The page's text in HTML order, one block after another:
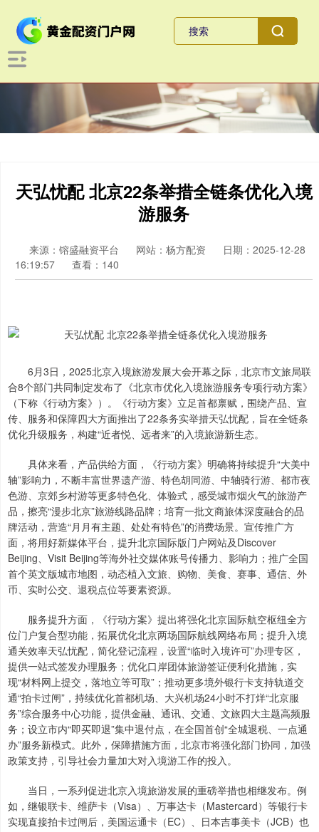
天弘忧配 北京22条举措全链条优化入境
游服务
来源：镕盛融资平台 网站：杨方配资
日期：2025-12-28
16:19:57
查看：140
6月3日，2025北京入境旅游发展大会开幕之际，北京市文旅局联
合8个部门共同制定发布了《北京市优化入境旅游服务专项行动方案》
（下称《行动方案》）。《行动方案》立足首都禀赋，围绕产品、宣
传、服务和保障四大方面推出了22条务实举措天弘忧配，旨在全链条
优化升级服务，构建“近者悦、远者来”的入境旅游新生态。
具体来看，产品供给方面，《行动方案》明确将持续提升“大美中
轴”影响力，不断丰富世界遗产游、特色胡同游、中轴骑行游、都市夜
色游、京郊乡村游等更多特色化、体验式，感受城市烟火气的旅游产
品，擦亮“漫步北京”旅游线路品牌；培育一批文商旅体深度融合的品
牌活动，营造“月月有主题、处处有特色”的消费场景。宣传推广方
面，将用好新媒体平台，提升北京国际版门户网站及Discover
Beijing、Visit Beijing等海外社交媒体账号传播力、影响力；推广全国
首个英文版城市地图，动态植入文旅、购物、美食、赛事、通信、外
币、实时公交、退税点位等要素资源。
服务提升方面，《行动方案》提出将强化北京国际航空枢纽全方
位门户复合型功能，拓展优化北京两场国际航线网络布局；提升入境
通关效率天弘忧配，简化登记流程，设置“临时入境许可”办理专区，
提供一站式签发办理服务；优化口岸团体旅游签证便利化措施，实
现“材料网上提交，落地立等可取”；推动更多境外银行卡支持轨道交
通“拍卡过闸”，持续优化首都机场、大兴机场24小时不打烊“北京服
务”综合服务中心功能，提供金融、通讯、交通、文旅四大主题高频服
务；设立市内“即买即退”集中退付点，在全国首创“全城退税、一点通
办”服务新模式。此外，保障措施方面，北京市将强化部门协同，加强
政策支持，引导社会力量加大对入境游工作的投入。
当日，一系列促进北京入境旅游发展的重磅举措也相继发布。例
如，继银联卡、维萨卡（Visa）、万事达卡（Mastercard）等银行卡
实现直接拍卡过闸后，美国运通卡（EC）、日本吉事美卡（JCB）也